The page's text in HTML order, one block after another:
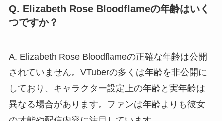
Q. Elizabeth Rose Bloodflameの年齢はいく
つですか？
A. Elizabeth Rose Bloodflameの正確な年齢は公開
されていません。VTuberの多くは年齢を非公開に
しており、キャラクター設定上の年齢と実年齢は
異なる場合があります。ファンは年齢よりも彼女